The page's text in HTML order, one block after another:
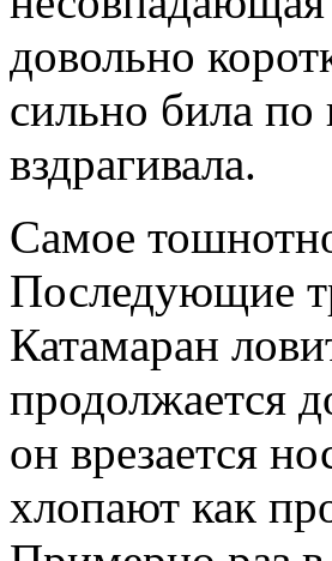
довольно
сильно била по
вздрагивала.
Самое
Последующие
Катамаран
продолжается
он врезается
хлопают как